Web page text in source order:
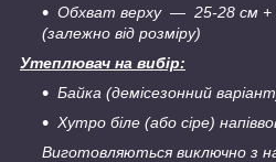
Обхват верху ― 25-28 см +
(залежно від розміру)
Утеплювач на вибір:
Байка (демісезонний
Хутро біле (або сіре)
Виготовляються виключно з